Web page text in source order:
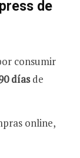
de
consumir
díasde
online,